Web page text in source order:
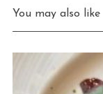
You may also like